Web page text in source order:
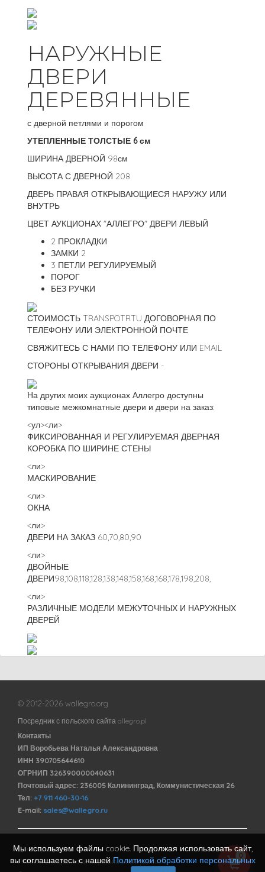
НАРУЖНЫЕ
ДВЕРИ
ДЕРЕВЯННЫЕ
с дверной петлями и порогом
УТЕПЛЕННЫЕ ТОЛСТЫЕ 6 см
ШИРИНА ДВЕРНОЙ 98см
ВЫСОТА С ДВЕРНОЙ 208
ДВЕРЬ ПРАВАЯ ОТКРЫВАЮЩИЕСЯ НАРУЖУ ИЛИ
ВНУТРЬ
ЦВЕТ АУКЦИОНАХ "АЛЛЕГРО" ДВЕРИ ЛЕВЫЙ
2 ПРОКЛАДКИ
ЗАМКИ 2
3 ПЕТЛИ РЕГУЛИРУЕМЫЙ
ПОРОГ
БЕЗ РУЧКИ
СТОИМОСТЬ TRANSPOTRTU ДОГОВОРНАЯ ПО
ТЕЛЕФОНУ ИЛИ ЭЛЕКТРОННОЙ ПОЧТЕ
СВЯЖИТЕСЬ С НАМИ ПО ТЕЛЕФОНУ ИЛИ EMAIL
СТОРОНЫ ОТКРЫВАНИЯ ДВЕРИ -
На других моих аукционах Аллегро доступны
типовые межкомнатные двери и двери на заказ:
<ул><ли>
ФИКСИРОВАННАЯ И РЕГУЛИРУЕМАЯ ДВЕРНАЯ
КОРОБКА ПО ШИРИНЕ СТЕНЫ
<ли>
МАСКИРОВАНИЕ
<ли>
ОКНА
<ли>
ДВЕРИ НА ЗАКАЗ 60,70,80,90
<ли>
ДВОЙНЫЕ
ДВЕРИ98,108,118,128,138,148,158,168,168,178,198,208,
<ли>
РАЗЛИЧНЫЕ МОДЕЛИ МЕЖУТОЧНЫХ И НАРУЖНЫХ
ДВЕРЕЙ
© 2012-2026 wallegro.org
Посредник с польского сайта allegro.pl
Контакты
ИП Воробьева Наталья Александровна
ИНН 390705644610
ОГРНИП 326390000040631
Почтовый адрес: 236005 Калининград, Коммунистическая 26
Тел: +7 911 460-30-16
E-mail: sales@wallegro.ru
Договор оферты
Политика обработки персональных данных
0
Мы используем файлы cookie. Продолжая использовать сайт,
вы соглашаетесь с нашей Политикой обработки персональных